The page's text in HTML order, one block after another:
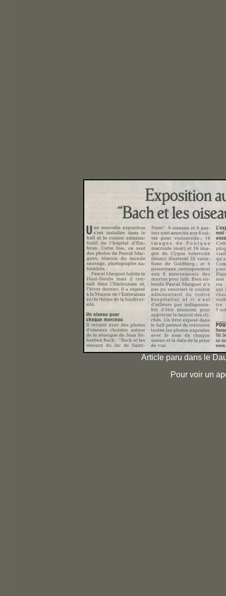
Article paru dans le
Pour voir un